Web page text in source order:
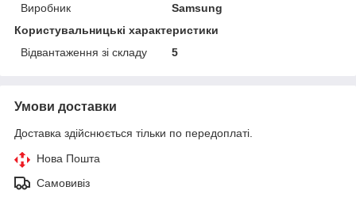
Виробник
Samsung
Користувальницькі характеристики
Відвантаження зі складу
5
Умови доставки
Доставка здійснюється тільки по передоплаті.
Нова Пошта
Самовивіз